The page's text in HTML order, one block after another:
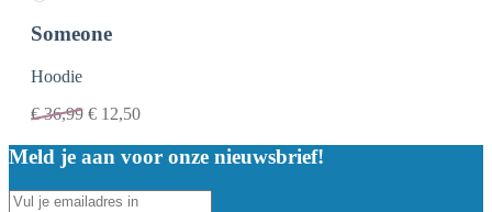
Someone
Hoodie
€36,99 € 12,50
Meld je aan voor onze nieuwsbrief!